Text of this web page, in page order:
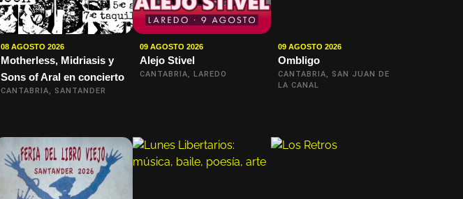
08 AGOSTO 2026
Motherless, Midriasis y
Sons of Aral en concierto
CANTABRIA, SANTANDER
09 AGOSTO 2026
Alejo Stivel
CANTABRIA, LAREDO
09 AGOSTO 2026
Ombligo
CANTABRIA, SAN JUAN DE
LA CANAL